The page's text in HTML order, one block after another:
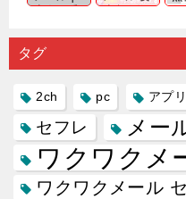
り会った
人に軽...
するので
プ
タグ
2ch pc アプリ
セフレ メー
ワクワクメ
ワクワクメール